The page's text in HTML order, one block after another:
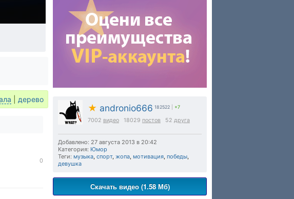
★ andronio666 182522 +7
7002 видео 18029 постов 52 друга
Добавлено: 27 августа 2013 в 20:42
Категория: Юмор
Теги: музыка, спорт, жопа, мотивация, победы,
девушка
Скачать видео (1.58 Мб)
дерево
0